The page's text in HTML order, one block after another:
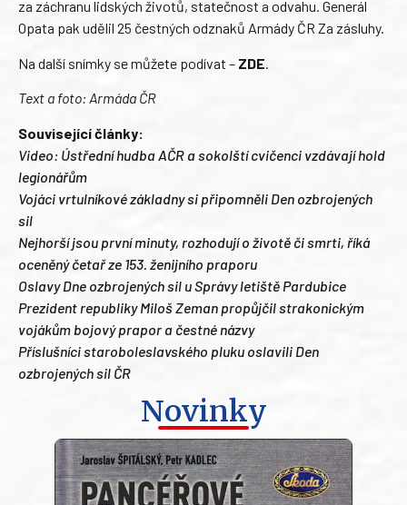
za záchranu lidských životů, statečnost a odvahu. Generál
Opata pak udělil 25 čestných odznaků Armády ČR Za zásluhy.
Na další snímky se můžete podívat – ZDE
Text a foto: Armáda ČR
Související články:
Video: Ústřední hudba AČR a sokolští cvičenci vzdávají hold
legionářům
Vojáci vrtulníkové základny si připomněli Den ozbrojených
sil
Nejhorší jsou první minuty, rozhodují o životě či smrti, říká
oceněný četař ze 153. ženijního praporu
Oslavy Dne ozbrojených sil u Správy letiště Pardubice
Prezident republiky Miloš Zeman propůjčil strakonickým
vojákům bojový prapor a čestné názvy
Příslušníci staroboleslavského pluku oslavili Den
ozbrojených sil ČR
Novinky